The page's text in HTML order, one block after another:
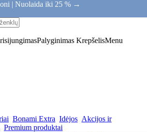
| Nuolaida iki 25 % →
Palyginimas KrepšelisMenu
Bonami Extra Idėjos Akcijos ir
Premium produktai